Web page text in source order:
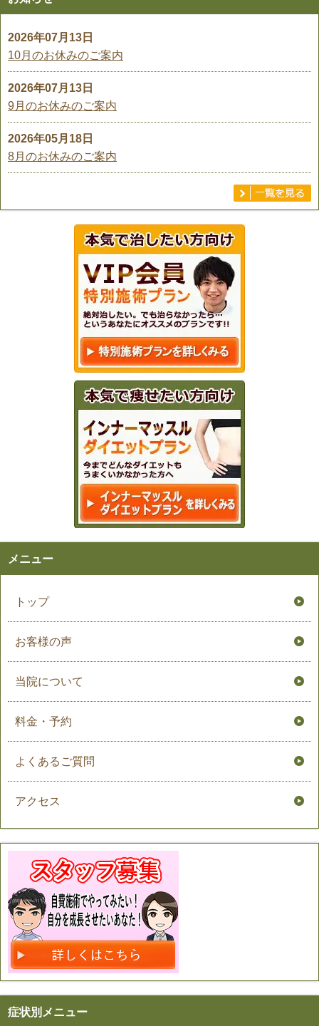
2026年07月13日
10月のお休みのご案内
2026年07月13日
9月のお休みのご案内
2026年05月18日
8月のお休みのご案内
メニュー
トップ
お客様の声
当院について
料金・予約
よくあるご質問
アクセス
症状別メニュー